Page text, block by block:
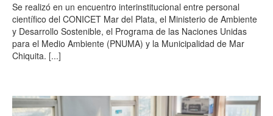
Se realizó en un encuentro interinstitucional entre personal
científico del CONICET Mar del Plata, el Ministerio de Ambiente
y Desarrollo Sostenible, el Programa de las Naciones Unidas
para el Medio Ambiente (PNUMA) y la Municipalidad de Mar
Chiquita. [...]